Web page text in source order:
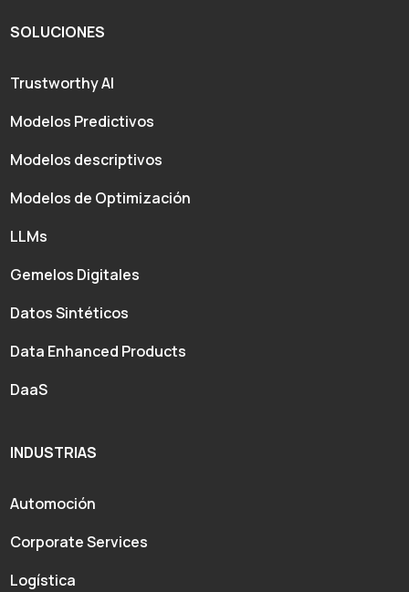
SOLUCIONES
Trustworthy AI
Modelos Predictivos
Modelos descriptivos
Modelos de Optimización
LLMs
Gemelos Digitales
Datos Sintéticos
Data Enhanced Products
DaaS
INDUSTRIAS
Automoción
Corporate Services
Logística